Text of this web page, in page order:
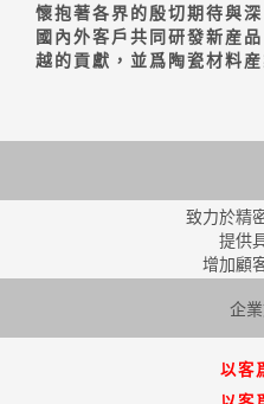
懷抱著各界的殷切期待與
國內外客戶共同研發新産
越的貢獻，並爲陶瓷材料
致力於精
提供
增加顧
企
以客